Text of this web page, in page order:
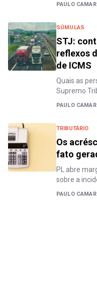
PAULO
SÚMULAS
STJ:
reflexos
de ICMS
Quais as
Supremo
PAULO
TRIBUTÁRIO
Os
fato
PL abre
sobre a
PAULO